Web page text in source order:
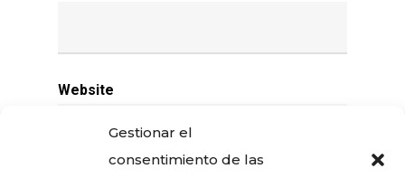
Gestionar el
consentimiento de las
Website